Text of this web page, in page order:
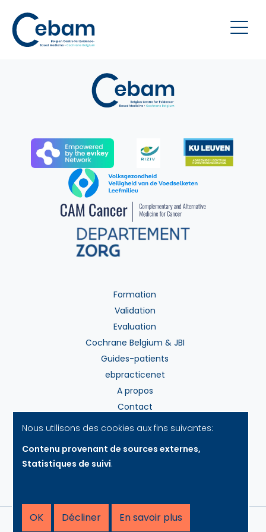
Modes de paiement
Formation
Validation
Evaluation
Cochrane Belgium & JBI
Guides-patients
ebpracticenet
A propos
Contact
© Copyright 2026 | Cebam • Alle rechten voorbehouden
Nous utilisons des cookies aux fins suivantes:
Contenu provenant de sources externes,
Statistiques de suivi.
OK Décliner En savoir plus